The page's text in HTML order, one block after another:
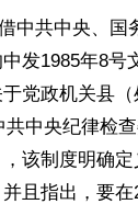
中共中央、
发1985年8
党政机关县
共中央纪律检
该制度明确
且指出，要